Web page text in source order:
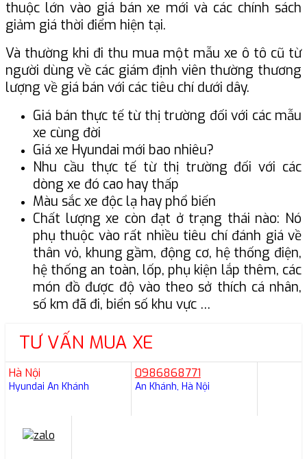
thuộc lớn vào giá bán xe mới và các chính sách
giảm giá thời điểm hiện tại.
Và thường khi đi thu mua một mẫu xe ô tô cũ từ
người dùng về các giám định viên thường thương
lượng về giá bán với các tiêu chí dưới dây.
Giá bán thực tế từ thị trường đối với các mẫu
xe cùng đời
Giá xe Hyundai mới bao nhiêu?
Nhu cầu thực tế từ thị trường đối với các
dòng xe đó cao hay thấp
Màu sắc xe độc lạ hay phổ biến
Chất lượng xe còn đạt ở trạng thái nào: Nó
phụ thuộc vào rất nhiều tiêu chí đánh giá về
thân vỏ, khung gầm, động cơ, hệ thống điện,
hệ thống an toàn, lốp, phụ kiện lắp thêm, các
món đồ được độ vào theo sở thích cá nhân,
số km đã đi, biển số khu vực …
TƯ VẤN MUA XE
Hà Nội
Hyundai An Khánh
0986868771
An Khánh, Hà Nội